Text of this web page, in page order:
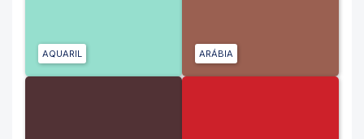
AQUARIL ARÁBIA